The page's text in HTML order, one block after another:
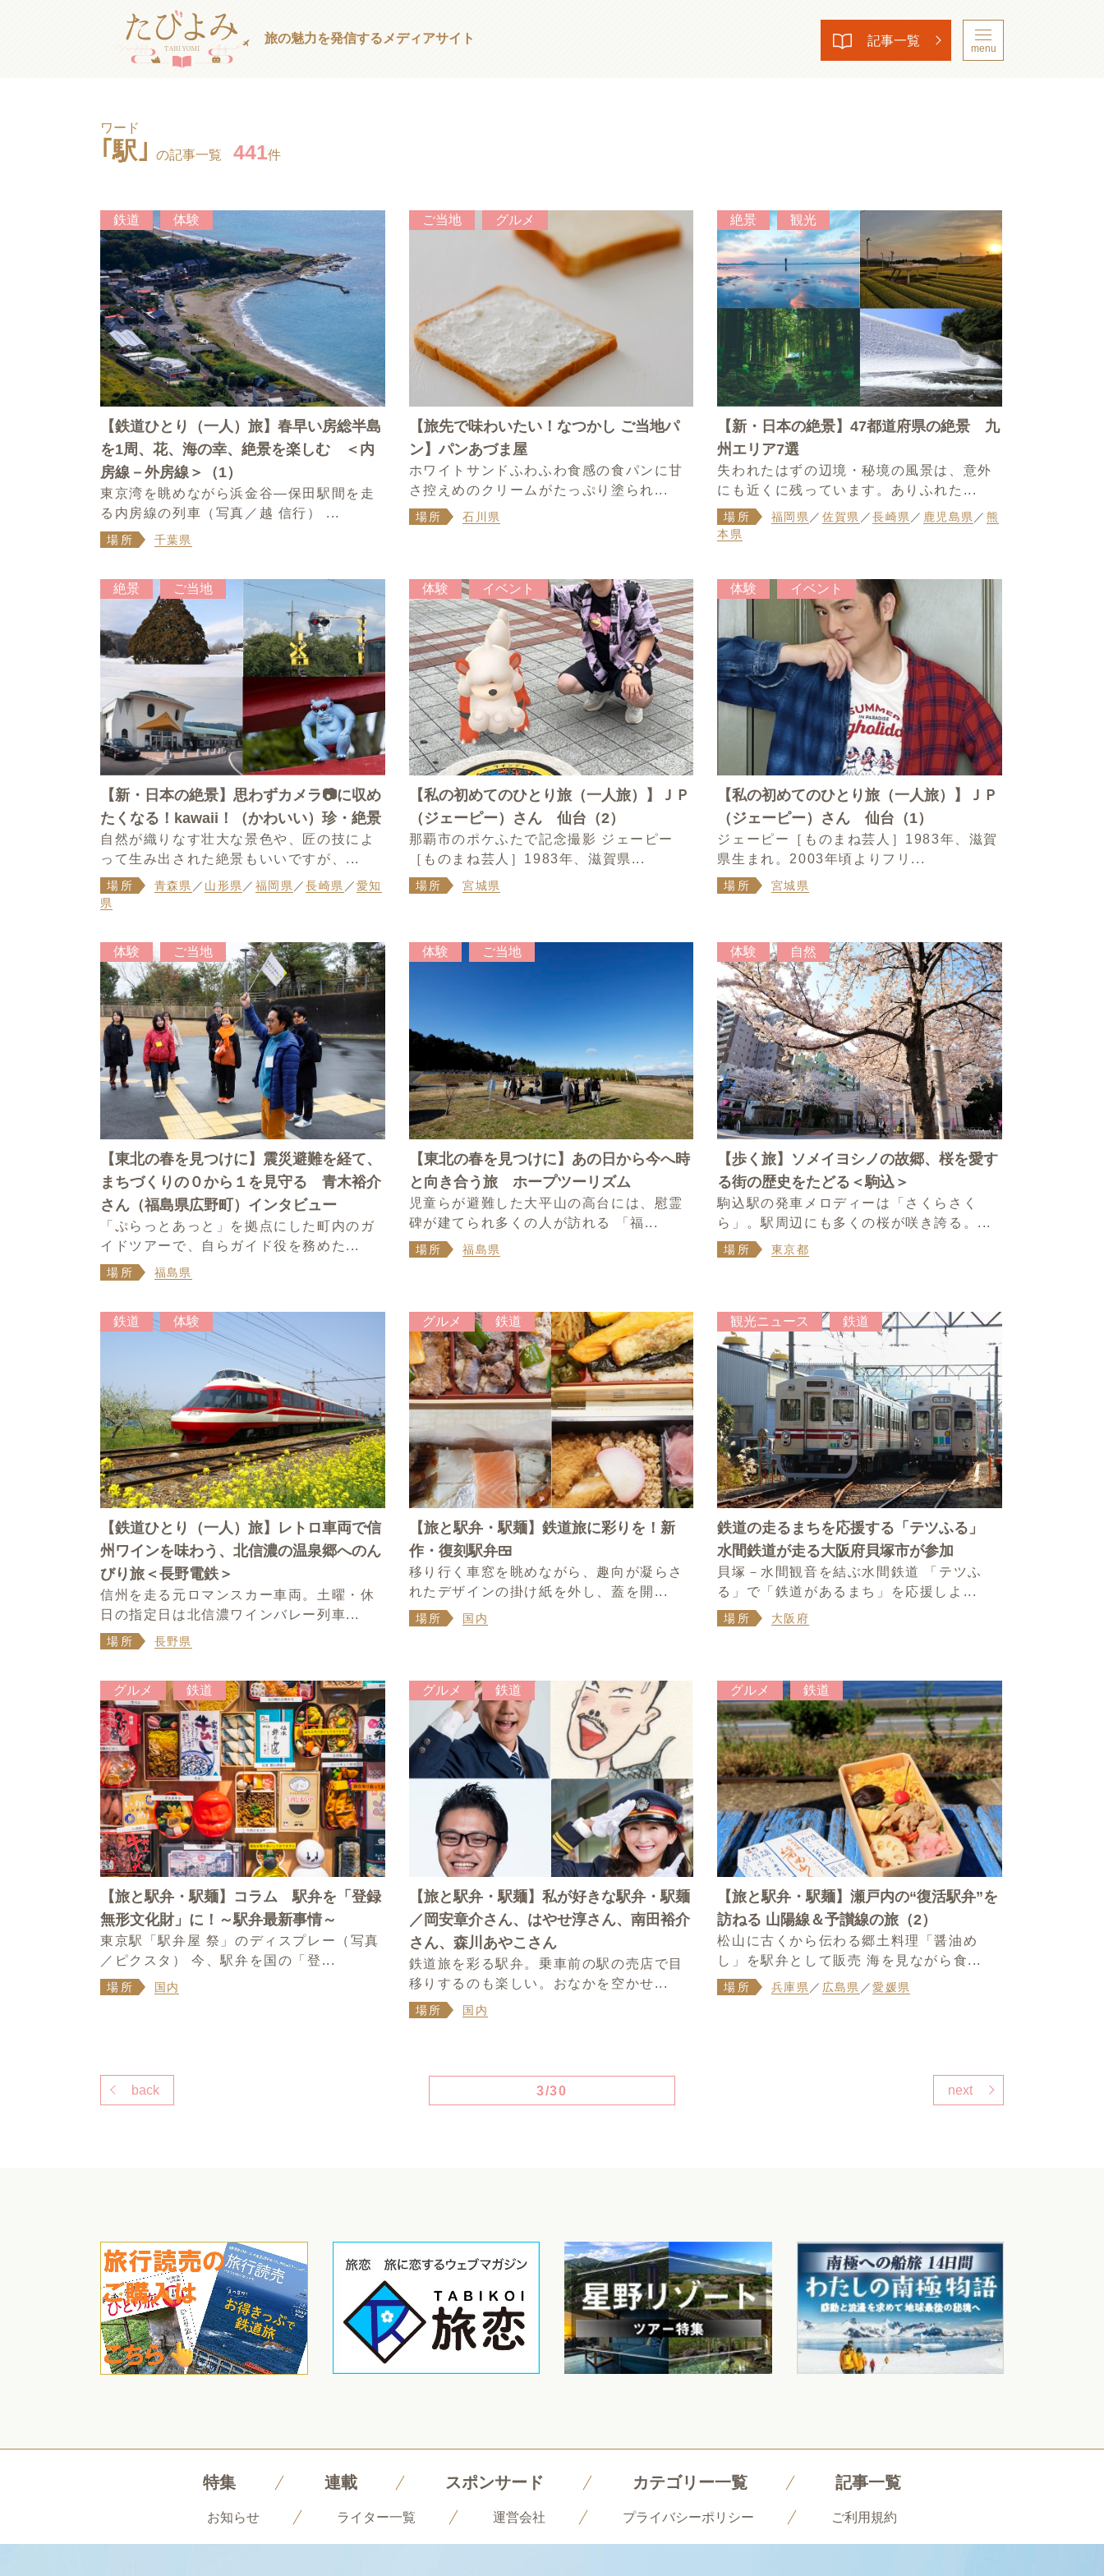
旅の魅力を発信する メディアサイト 記事一覧
menu
ワード
｢駅｣ の記事一覧 441件
鉄道 体験
【鉄道ひとり（一人）旅】春早い房総半島
を1周、花、海の幸、絶景を楽しむ ＜内
房線－外房線＞（1）
東京湾を眺めながら浜金谷―保田駅間を走
る内房線の列車（写真／越 信行） ...
場所 千葉県
ご当地 グルメ
【旅先で味わいたい！なつかし ご当地パ
ン】パンあづま屋
ホワイトサンドふわふわ食感の食パンに甘
さ控えめのクリームがたっぷり塗られ...
場所 石川県
絶景 観光
【新・日本の絶景】47都道府県の絶景 九
州エリア7選
失われたはずの辺境・秘境の風景は、意外
にも近くに残っています。ありふれた...
場所 福岡県 ／ 佐賀県 ／長崎県 ／ 鹿児島県 ／ 熊
本県
絶景 ご当地
【新・日本の絶景】思わずカメラ📷に収め
たくなる！kawaii！（かわいい）珍・絶景
自然が織りなす壮大な景色や、匠の技によ
って生み出された絶景もいいですが、...
場所 青森県 ／ 山形県／ 福岡県／長崎県 ／愛知
県
体験 イベント
【私の初めてのひとり旅（一人旅）】ＪＰ
（ジェーピー）さん 仙台（2）
那覇市のポケふたで記念撮影 ジェーピー
［ものまね芸人］1983年、滋賀県...
場所 宮城県
体験 イベント
【私の初めてのひとり旅（一人旅）】ＪＰ
（ジェーピー）さん 仙台（1）
ジェーピー［ものまね芸人］1983年、滋賀
県生まれ。2003年頃よりフリ...
場所 宮城県
体験 ご当地
【東北の春を見つけに】震災避難を経て、
まちづくりの０から１を見守る 青木裕介
さん（福島県広野町）インタビュー
「ぷらっとあっと」を拠点にした町内のガ
イドツアーで、自らガイド役を務めた...
場所 福島県
体験 ご当地
【東北の春を見つけに】あの日から今へ時
と向き合う旅 ホープツーリズム
児童らが避難した大平山の高台には、慰霊
碑が建てられ多くの人が訪れる 「福...
場所 福島県
体験 自然
【歩く旅】ソメイヨシノの故郷、桜を愛す
る街の歴史をたどる＜駒込＞
駒込駅の発車メロディーは「さくらさく
ら」。駅周辺にも多くの桜が咲き誇る。...
場所 東京都
鉄道 体験
【鉄道ひとり（一人）旅】レトロ車両で信
州ワインを味わう、北信濃の温泉郷へのん
びり旅＜長野電鉄＞
信州を走る元ロマンスカー車両。土曜・休
日の指定日は北信濃ワインバレー列車...
場所 長野県
グルメ 鉄道
【旅と駅弁・駅麺】鉄道旅に彩りを！新
作・復刻駅弁🍱
移り行く車窓を眺めながら、趣向が凝らさ
れたデザインの掛け紙を外し、蓋を開...
場所 国内
観光ニュース 鉄道
鉄道の走るまちを応援する「テツふる」
水間鉄道が走る大阪府貝塚市が参加
貝塚－水間観音を結ぶ水間鉄道 「テツふ
る」で「鉄道があるまち」を応援しよ...
場所 大阪府
グルメ 鉄道
【旅と駅弁・駅麺】コラム 駅弁を「登録
無形文化財」に！～駅弁最新事情～
東京駅「駅弁屋 祭」のディスプレー（写真
／ピクスタ） 今、駅弁を国の「登...
場所 国内
グルメ 鉄道
【旅と駅弁・駅麺】私が好きな駅弁・駅麺
／岡安章介さん、はやせ淳さん、南田裕介
さん、森川あやこさん
鉄道旅を彩る駅弁。乗車前の駅の売店で目
移りするのも楽しい。おなかを空かせ...
場所 国内
グルメ 鉄道
【旅と駅弁・駅麺】瀬戸内の“復活駅弁”を
訪ねる 山陽線＆予讃線の旅（2）
松山に古くから伝わる郷土料理「醤油め
し」を駅弁として販売 海を見ながら食...
場所 兵庫県 ／ 広島県 ／愛媛県
back 3/30 next
特集 連載 スポンサード カテゴリー一覧 記事一覧
お知らせ ライター一覧 運営会社 プライバシーポリシー ご利用規約